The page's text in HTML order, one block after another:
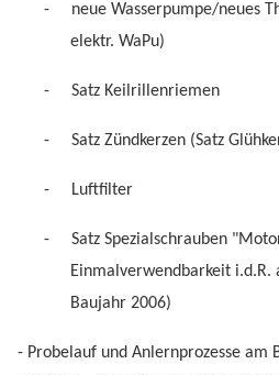
-
neue Wasserpumpe/neues
elektr. WaPu)
- Satz Keilrillenriemen
- Satz Zündkerzen (Satz
- Luftfilter
-
Satz Spezialschrauben
Einmalverwendbarkeit
Baujahr 2006)
- Probelauf und Anlernprozesse am